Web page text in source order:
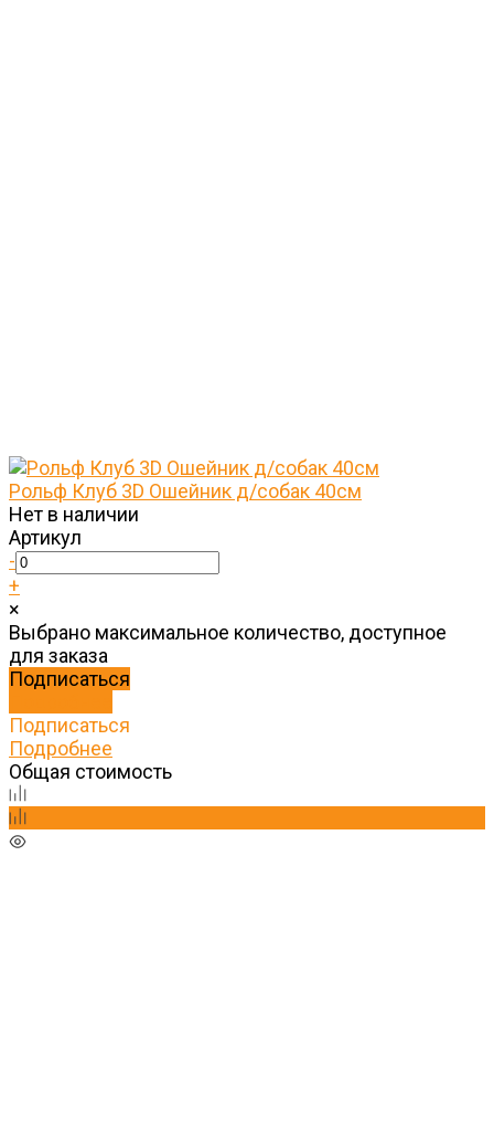
Рольф Клуб 3D Ошейник д/собак 40см
Нет в наличии
Артикул
-
+
×
Выбрано максимальное количество, доступное
для заказа
Подписаться
Подписаться
Подробнее
Общая стоимость